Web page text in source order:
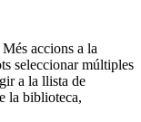
accions a la
seleccionar múltiples
a la llista de
la biblioteca,